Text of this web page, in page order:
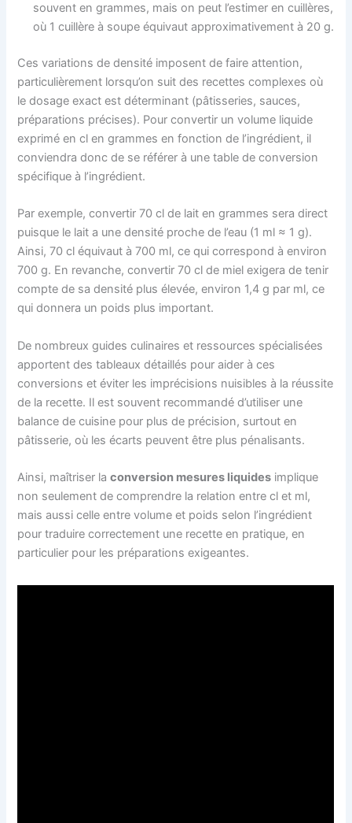
souvent en grammes, mais on peut l’estimer en cuillères,
où 1 cuillère à soupe équivaut approximativement à 20 g.
Ces variations de densité imposent de faire attention,
particulièrement lorsqu’on suit des recettes complexes où
le dosage exact est déterminant (pâtisseries, sauces,
préparations précises). Pour convertir un volume liquide
exprimé en cl en grammes en fonction de l’ingrédient, il
conviendra donc de se référer à une table de conversion
spécifique à l’ingrédient.
Par exemple, convertir 70 cl de lait en grammes sera direct
puisque le lait a une densité proche de l’eau (1 ml ≈ 1 g).
Ainsi, 70 cl équivaut à 700 ml, ce qui correspond à environ
700 g. En revanche, convertir 70 cl de miel exigera de tenir
compte de sa densité plus élevée, environ 1,4 g par ml, ce
qui donnera un poids plus important.
De nombreux guides culinaires et ressources spécialisées
apportent des tableaux détaillés pour aider à ces
conversions et éviter les imprécisions nuisibles à la réussite
de la recette. Il est souvent recommandé d’utiliser une
balance de cuisine pour plus de précision, surtout en
pâtisserie, où les écarts peuvent être plus pénalisants.
Ainsi, maîtriser laconversion mesures liquides implique
non seulement de comprendre la relation entre cl et ml,
mais aussi celle entre volume et poids selon l’ingrédient
pour traduire correctement une recette en pratique, en
particulier pour les préparations exigeantes.